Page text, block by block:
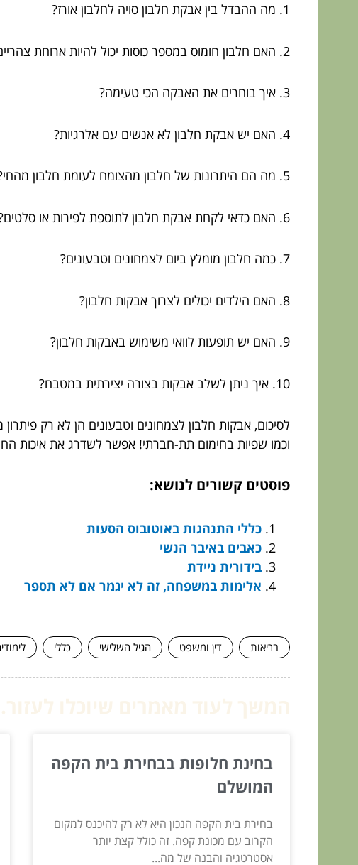
1. מה ההבדל בין אבקת חלבון סויה לחלבון אורז?
2. האם חלבון חומוס במספר כוסות יכול להיות ארוחת צהריים?
3. איך בוחרים את האבקה הכי טעימה?
4. האם יש אבקת חלבון לא אנשים עם אלרגיות?
5. מה הם היתרונות של חלבון מהצומח לעומת חלבון מהחי?
6. האם כדאי לקחת אבקת חלבון לתוספת לפירות או סלטים?
7. כמה חלבון מומלץ ביום לצמחונים וטבעונים?
8. האם הילדים יכולים לצרוך אבקות חלבון?
9. האם יש תופעות לוואי משימוש באבקות חלבון?
10. איך ניתן לשלב אבקות בצורה יצירתית במטבח?
לסיכום, אבקות חלבון לצמחונים וטבעונים הן לא רק
וכמו שפיות בחימום תת-חברתי! אפשר לשדרג את איכות
פוסטים קשורים לנושא:
כללי התנהגות באוטובוס הסעות
כאבים באיבר הנשי
בידורית ניידת
אלימות במשפחה, זה לא יגמר אם לא תספר
בריאות דין ומשפט הגיל השלישי כללי
בחינת חלופות בבחירת בית הקפה
המושלם
בחירת בית הקפה הנכון היא לא רק להיכנס למקום
הקרוב עם מכונת קפה. זה כולל קצת יותר
אסטרטגיה והבנה של מה...